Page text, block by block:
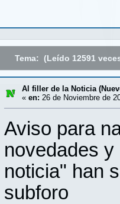
Tema: (Leído 12591
Al filler de la Noticia
« en: 26 de Noviembre de
Aviso para
novedades
noticia" han
subforo